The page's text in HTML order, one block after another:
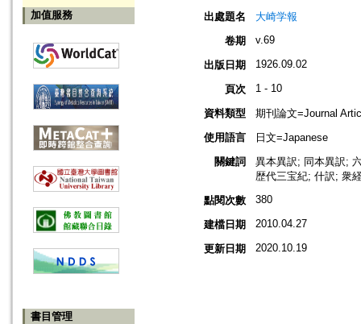
加值服務
書目管理
出處題名
大崎学報
卷期
v.69
出版日期 1926.09.02
頁次 1 - 10
資料類型
期刊論文=Journal
使用語言
日文=Japanese
關鍵詞
異本異訳; 同本異訳;
歴代三宝紀; 什訳; 衆
點閱次數
380
建檔日期 2010.04.27
更新日期 2020.10.19